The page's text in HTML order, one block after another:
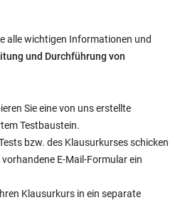
alle wichtigen Informationen und
und Durchführung von
Sie eine von uns erstellte
Testbaustein.
bzw. des Klausurkurses schicken
E-Mail-Formular ein
Klausurkurs in ein separate